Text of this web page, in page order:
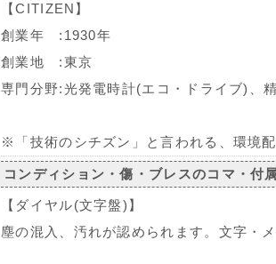
【CITIZEN】
創業年 :1930年
創業地 :東京
専門分野:光発電時計(エコ・ドライブ)、
※「技術のシチズン」と言われる、環境
コンディション・傷・ブレスのコマ・付
【ダイヤル(文字盤)】
塵の混入、汚れが認められます。文字・